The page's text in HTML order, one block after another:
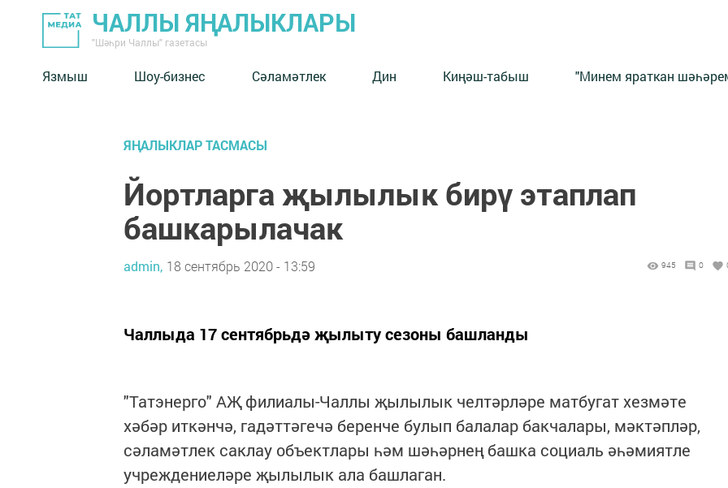
ЧАЛЛЫ ЯҢАЛЫКЛАРЫ
"Шәһри Чаллы" газетасы
Язмыш Шоу-бизнес Сәламәтлек Дин Киңәш-табыш "Минем яраткан
ЯҢАЛЫКЛАР ТАСМАСЫ
Йортларга җылылык бирү этаплап
башкарылачак
admin, 18 сентябрь 2020 - 13:59 945 0
Чаллыда 17 сентябрьдә җылыту сезоны башланды
"Татэнерго" АҖ филиалы-Чаллы җылылык челтәрләре матбугат хезмәте
хәбәр иткәнчә, гадәттәгечә беренче булып балалар бакчалары, мәктәпләр,
сәламәтлек саклау объектлары һәм шәһәрнең башка социаль әһәмиятле
учреждениеләре җылылык ала башлаган.